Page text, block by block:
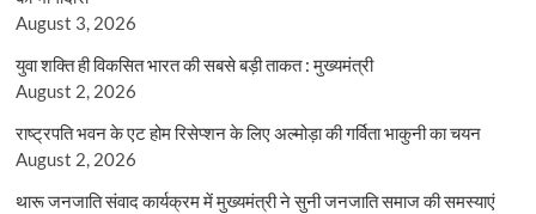
August 3, 2026
युवा शक्ति ही विकसित भारत की सबसे बड़ी ताकत : मुख्यमंत्री
August 2, 2026
राष्ट्रपति भवन के एट होम रिसेप्शन के लिए अल्मोड़ा की गर्विता भाकुनी का चयन
August 2, 2026
थारू जनजाति संवाद कार्यक्रम में मुख्यमंत्री ने सुनी जनजाति समाज की समस्याएं